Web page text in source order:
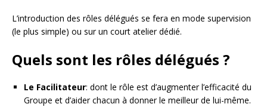
L’introduction des rôles délégués se fera en mode supervision
(le plus simple) ou sur un court atelier dédié.
Quels sont les rôles délégués ?
Le Facilitateur: dont le rôle est d’augmenter l’efficacité du
Groupe et d’aider chacun à donner le meilleur de lui-même.